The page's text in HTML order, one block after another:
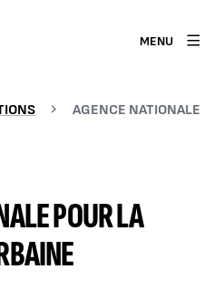
MENU
AGENCE NATIONALE
POUR LA